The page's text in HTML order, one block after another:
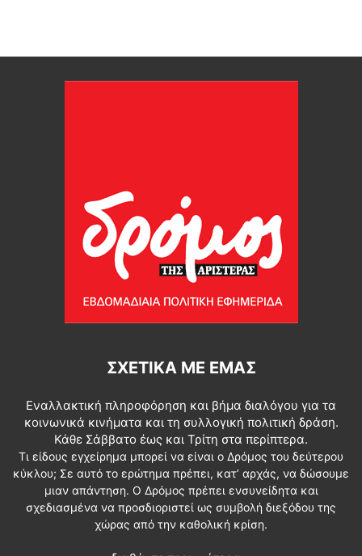
ΣΧΕΤΙΚΆ ΜΕ ΕΜΆΣ
Εναλλακτική πληροφόρηση και βήμα διαλόγου για τα
κοινωνικά κινήματα και τη συλλογική πολιτική δράση.
Κάθε Σάββατο έως και Τρίτη στα περίπτερα.
Τι είδους εγχείρημα μπορεί να είναι ο Δρόμος του δεύτερου
κύκλου; Σε αυτό το ερώτημα πρέπει, κατ’ αρχάς, να δώσουμε
μιαν απάντηση. Ο Δρόμος πρέπει ενσυνείδητα και
σχεδιασμένα να προσδιοριστεί ως συμβολή διεξόδου της
χώρας από την καθολική κρίση.